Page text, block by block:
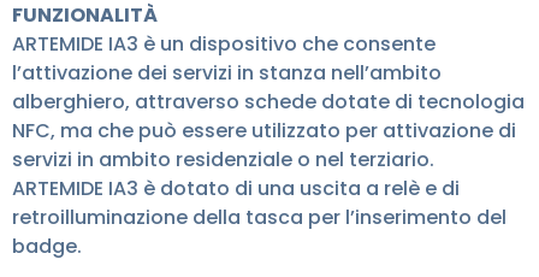
FUNZIONALITÀ
ARTEMIDE IA3 è un dispositivo che consente
l’attivazione dei servizi in stanza nell’ambito
alberghiero, attraverso schede dotate di tecnologia
NFC, ma che può essere utilizzato per attivazione di
servizi in ambito residenziale o nel terziario.
ARTEMIDE IA3 è dotato di una uscita a relè e di
retroilluminazione della tasca per l’inserimento del
badge.